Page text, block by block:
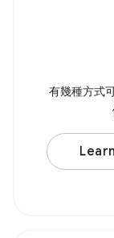
有幾種方式